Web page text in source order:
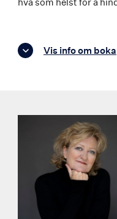
hva som helst for å
Vis info om boka